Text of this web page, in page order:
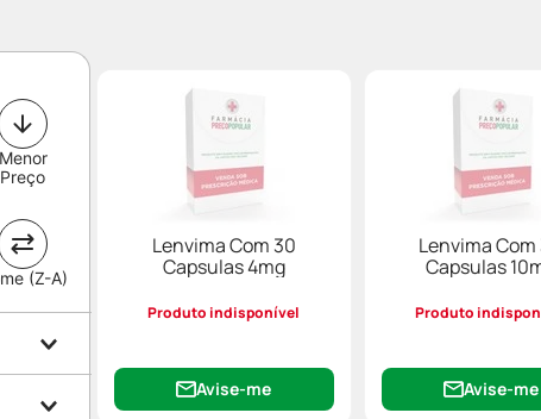
Menor
Preço
(Z-A)
Lenvima Com 30
Capsulas 4mg
Produto indisponível
Avise-me
Lenvima Com
Capsulas
Produto
Avise-me